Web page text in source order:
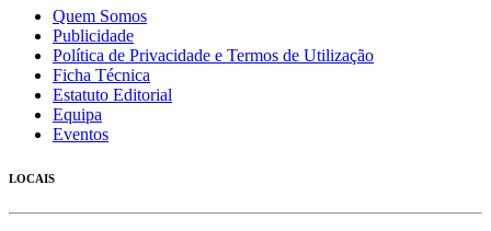
Quem Somos
Publicidade
Política de Privacidade e Termos de Utilização
Ficha Técnica
Estatuto Editorial
Equipa
Eventos
LOCAIS